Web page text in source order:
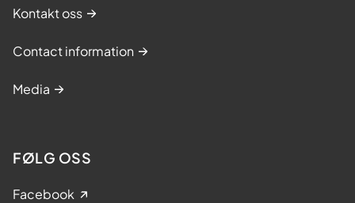
Kontakt oss
Contact information
Media
FØLG OSS
Facebook